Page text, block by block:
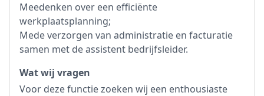
Meedenken over een efficiënte
werkplaatsplanning;
Mede verzorgen van administratie en facturatie
samen met de assistent bedrijfsleider.
Wat wij vragen
Voor deze functie zoeken wij een enthousiaste